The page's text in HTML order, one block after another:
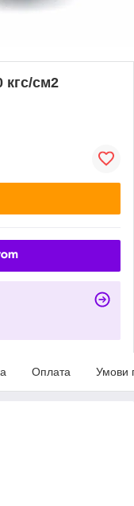
кгс/см2
Оплата Умови